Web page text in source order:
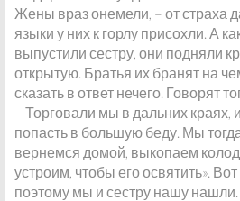
Жены враз онемели, – от страха
языки у них к горлу присохли. А
выпустили сестру, они подняли
открытую. Братья их бранят на
сказать в ответ нечего. Говорят
– Торговали мы в дальних краях,
попасть в большую беду. Мы
вернемся домой, выкопаем
устроим, чтобы его освятить».
поэтому мы и сестру нашу нашли.